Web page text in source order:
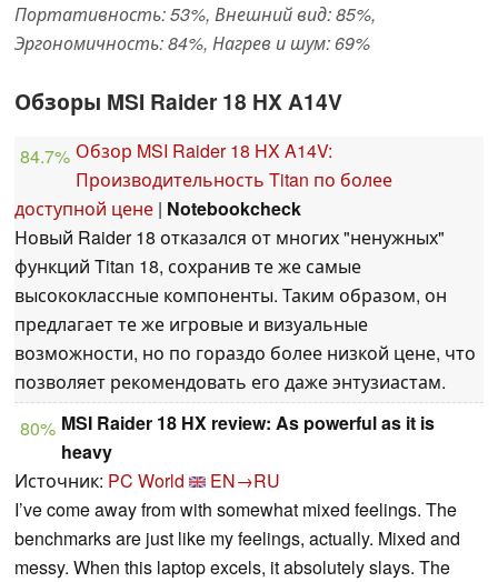
Портативность: 53%, Внешний вид: 85%,
Эргономичность: 84%, Нагрев и шум: 69%
Обзоры MSI Raider 18 HX A14V
84.7% Обзор MSI Raider 18 HX A14V:
Производительность Titan по более
доступной цене | Notebookcheck
Новый Raider 18 отказался от многих "ненужных"
функций Titan 18, сохранив те же самые
высококлассные компоненты. Таким образом, он
предлагает те же игровые и визуальные
возможности, но по гораздо более низкой цене, что
позволяет рекомендовать его даже энтузиастам.
80% MSI Raider 18 HX review: As powerful as it is
heavy
Источник: PC World
EN→RU
I’ve come away from with somewhat mixed feelings. The
benchmarks are just like my feelings, actually. Mixed and
messy. When this laptop excels, it absolutely slays. The